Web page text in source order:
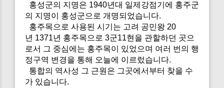
홍성군의 지명은 1940년대 일제강점기에 홍주군
의 지명이 홍성군으로 개명되었습니다.
홍주목으로 사용된 시기는 고려 공민왕 20
년 1371년 홍주목으로 3군11현을 관할하던 곳으
로서 그 중심에는 홍주목이 있었으며 여러 번의 행
정구역 변경을 통해 오늘에 이르렀습니다.
통합의 역사성 그 근원은 그곳에서부터 찾을 수
가 있습니다.